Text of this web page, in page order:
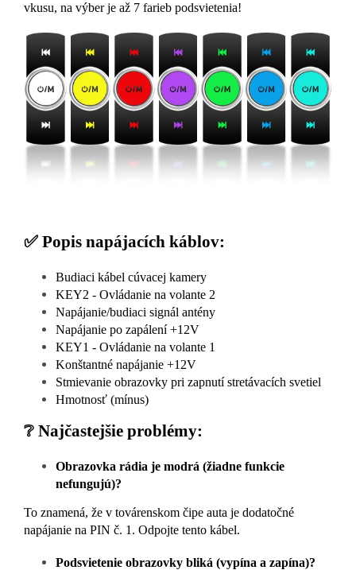
vkusu, na výber je až 7 farieb podsvietenia!
✅ Popis napájacích káblov:
Budiaci kábel cúvacej kamery
KEY2 - Ovládanie na volante 2
Napájanie/budiaci signál antény
Napájanie po zapálení +12V
KEY1 - Ovládanie na volante 1
Konštantné napájanie +12V
Stmievanie obrazovky pri zapnutí stretávacích svetiel
Hmotnosť (mínus)
❔ Najčastejšie problémy:
Obrazovka rádia je modrá (žiadne funkcie
nefungujú)?
To znamená, že v továrenskom čipe auta je dodatočné
napájanie na PIN č. 1. Odpojte tento kábel.
Podsvietenie obrazovky bliká (vypína a zapína)?